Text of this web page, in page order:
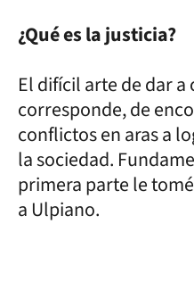
¿Qué es la justicia?
El difícil arte de dar
corresponde, de
conflictos en aras a
la sociedad.
primera parte le
a Ulpiano.